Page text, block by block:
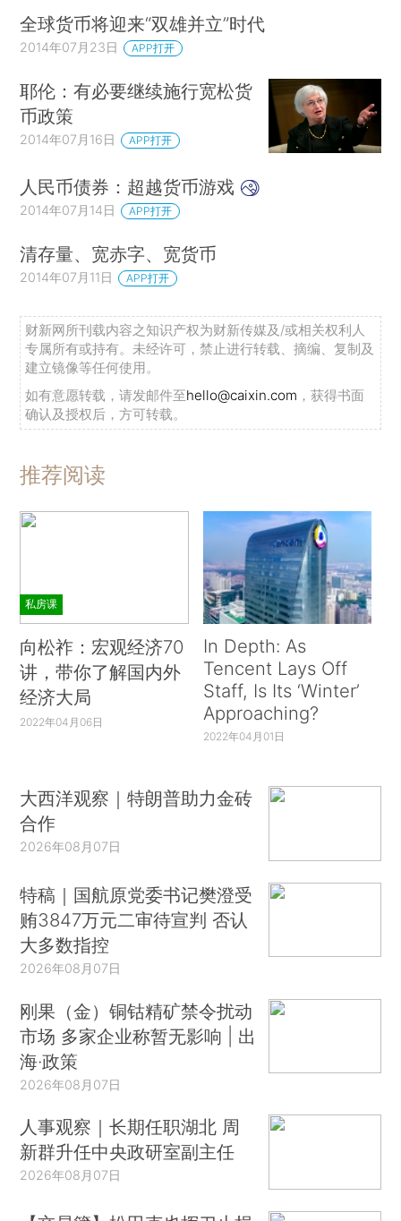
全球货币将迎来“双雄并立”时代
2014年07月23日 APP打开
耶伦：有必要继续施行宽松货
币政策
2014年07月16日 APP打开
人民币债券：超越货币游戏
2014年07月14日 APP打开
清存量、宽赤字、宽货币
2014年07月11日 APP打开
财新网所刊载内容之知识产权为财新传媒及/或相关权利人
专属所有或持有。未经许可，禁止进行转载、摘编、复制及
建立镜像等任何使用。
如有意愿转载，请发邮件至hello@caixin.com ，获得书面
确认及授权后，方可转载。
推荐阅读
私房课
向松祚：宏观经济70
讲，带你了解国内外
经济大局
2022年04月06日
In Depth: As
Tencent Lays Off
Staff, Is Its ‘Winter’
Approaching?
2022年04月01日
大西洋观察｜特朗普助力金砖
合作
2026年08月07日
特稿｜国航原党委书记樊澄受
贿3847万元二审待宣判 否认
大多数指控
2026年08月07日
刚果（金）铜钴精矿禁令扰动
市场 多家企业称暂无影响 | 出
海·政策
2026年08月07日
人事观察｜长期任职湖北 周
新群升任中央政研室副主任
2026年08月07日